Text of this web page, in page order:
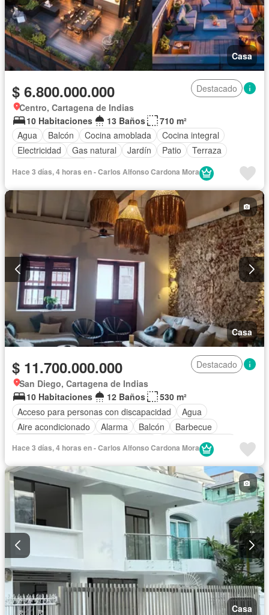
Casa
$ 6.800.000.000
Destacado
Centro, Cartagena de Indias
10 Habitaciones
13 Baños
710 m²
Agua
Balcón Cocina amoblada
Cocina integral
Electricidad
Gas natural Jardín Patio
Terraza
Hace 3 días, 4 horas en - Carlos Alfonso Cardona Mora
Casa
$ 11.700.000.000
Destacado
San Diego, Cartagena de Indias
10 Habitaciones
12 Baños
530 m²
Acceso para personas con discapacidad
Agua
Aire acondicionado
Alarma Balcón
Barbecue
Cuarto de servicio
Internet
Jacuzzi
Patio
Tanque de agua Terraza Wifi
Hace 3 días, 4 horas en - Carlos Alfonso Cardona Mora
Casa